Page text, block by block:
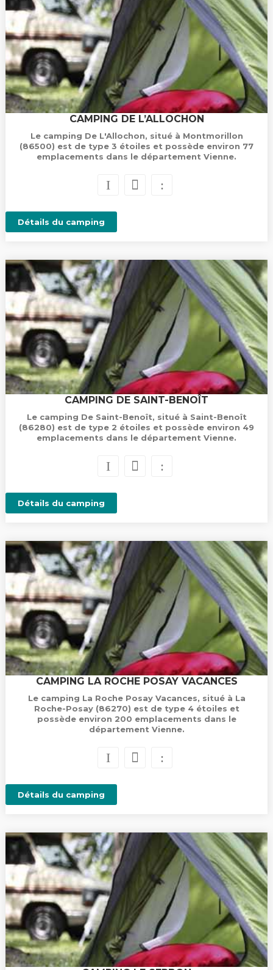
CAMPING DE L’ALLOCHON
Le camping De L'Allochon, situé à Montmorillon
(86500) est de type 3 étoiles et possède environ 77
emplacements dans le département Vienne.
Détails du camping
CAMPING DE SAINT-BENOÎT
Le camping De Saint-Benoît, situé à Saint-Benoît
(86280) est de type 2 étoiles et possède environ 49
emplacements dans le département Vienne.
Détails du camping
CAMPING LA ROCHE POSAY VACANCES
Le camping La Roche Posay Vacances, situé à La
Roche-Posay (86270) est de type 4 étoiles et
possède environ 200 emplacements dans le
département Vienne.
Détails du camping